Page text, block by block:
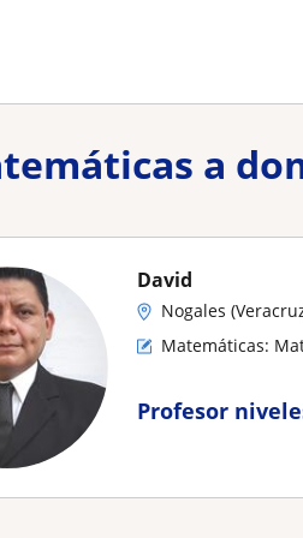
a
David
Nogales
Matemáticas:
Profesor